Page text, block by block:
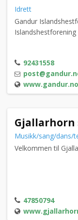
Idrett
Gandur
92431558
Gjallarhorn
Musikk/sang/dans/
Velkommen til
47850794